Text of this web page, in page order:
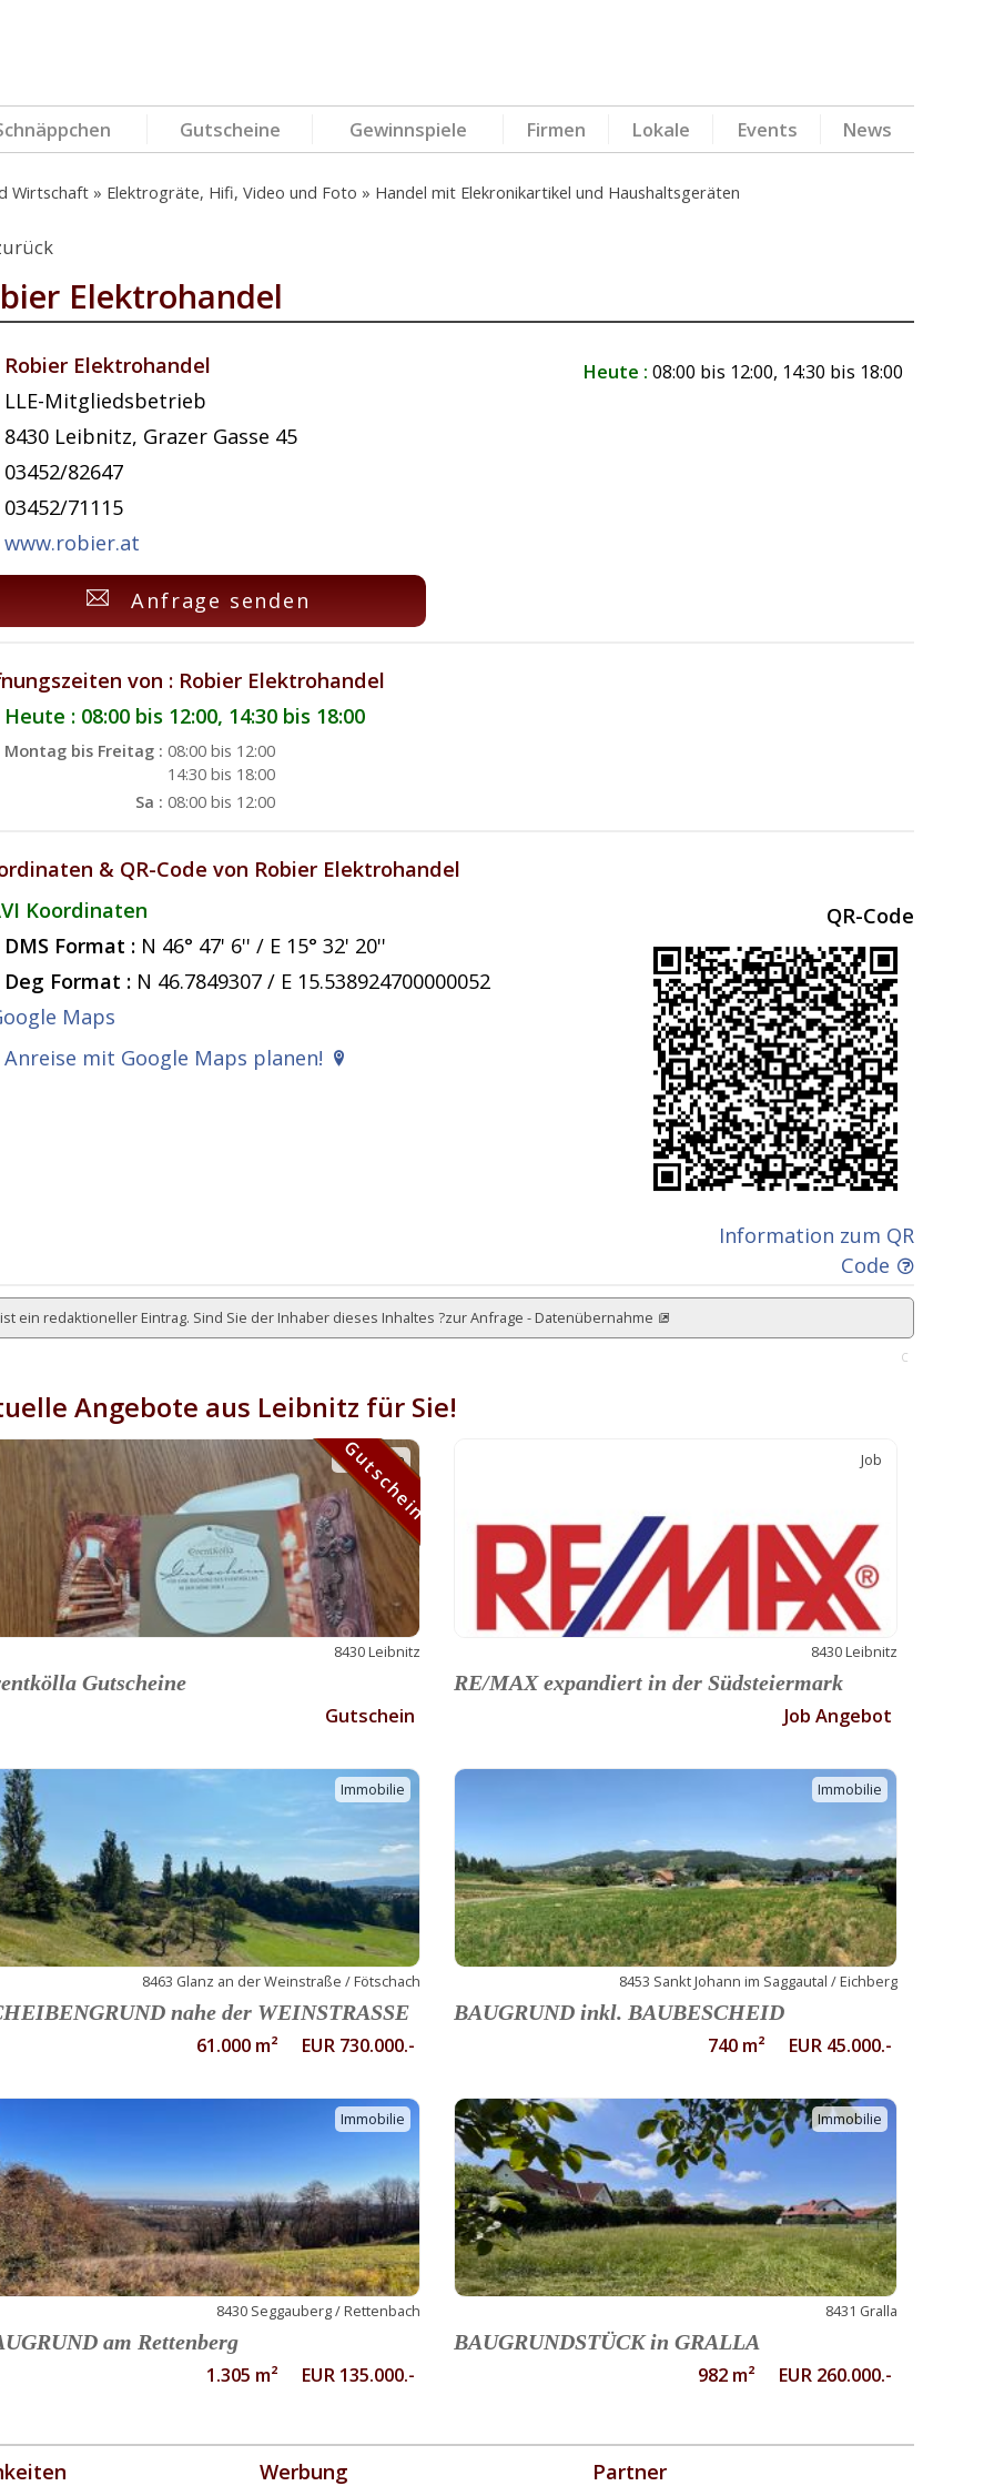
Gutscheine Gewinnspiele Firmen Lokale Events News
Wirtschaft Elektrogräte, Hifi, Video und Foto Handel mit Elekronikartikel und Haushaltsgeräten
Elektrohandel
Robier Elektrohandel
LLE-Mitgliedsbetrieb
8430 Leibnitz, Grazer Gasse 45
03452/82647
03452/71115
www.robier.at
Anfrage senden
Heute : 08:00 bis 12:00, 14:30 bis 18:00
von : Robier Elektrohandel
Heute : 08:00 bis 12:00, 14:30 bis 18:00
Montag bis Freitag : 08:00 bis 12:00
14:30 bis 18:00
Sa : 08:00 bis 12:00
& QR-Code von Robier Elektrohandel
Koordinaten
DMS Format : N 46° 47' 6'' / E 15° 32' 20''
Deg Format : N 46.7849307 / E 15.538924700000052
Anreise mit Google Maps planen!
QR-Code
Information zum QR
Code
ein redaktioneller Eintrag. Sind Sie der Inhaber dieses Inhaltes ?zur Anfrage - Datenübernahme
C
Angebote aus Leibnitz für Sie!
Gutschein
8430 Leibnitz
Gutscheine
Gutschein
Gutschein
Job
8430 Leibnitz
RE/MAX expandiert in der Südsteiermark
Job Angebot
Immobilie
8463 Glanz an der Weinstraße / Fötschach
nahe der WEINSTRASSE
61.000 m² EUR 730.000.-
Immobilie
8453 Sankt Johann im Saggautal / Eichberg
BAUGRUND inkl. BAUBESCHEID
740 m² EUR 45.000.-
Immobilie
8430 Seggauberg / Rettenbach
am Rettenberg
1.305 m² EUR 135.000.-
Immobilie
8431 Gralla
BAUGRUNDSTÜCK in GRALLA
982 m² EUR 260.000.-
Werbung Partner